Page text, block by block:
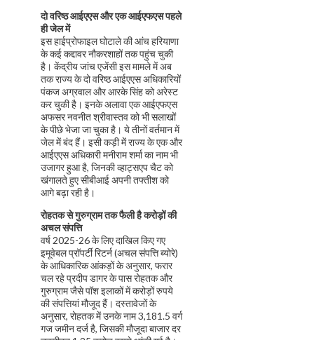
दो वरिष्ठ आईएएस और एक आईएफएस पहले
ही जेल में
इस हाईप्रोफाइल घोटाले की आंच हरियाणा
के कई कद्दावर नौकरशाहों तक पहुंच चुकी
है। केंद्रीय जांच एजेंसी इस मामले में अब
तक राज्य के दो वरिष्ठ आईएएस अधिकारियों
पंकज अग्रवाल और आरके सिंह को अरेस्ट
कर चुकी है। इनके अलावा एक आईएफएस
अफसर नवनीत श्रीवास्तव को भी सलाखों
के पीछे भेजा जा चुका है। ये तीनों वर्तमान में
जेल में बंद हैं। इसी कड़ी में राज्य के एक और
आईएएस अधिकारी मनीराम शर्मा का नाम भी
उजागर हुआ है, जिनकी व्हाट्सएप चैट को
खंगालते हुए सीबीआई अपनी तफ्तीश को
आगे बढ़ा रही है।
रोहतक से गुरुग्राम तक फैली है करोड़ों की
अचल संपत्ति
वर्ष 2025-26 के लिए दाखिल किए गए
इमूवेबल प्रॉपर्टी रिटर्न (अचल संपत्ति ब्योरे)
के आधिकारिक आंकड़ों के अनुसार, फरार
चल रहे प्रदीप डागर के पास रोहतक और
गुरुग्राम जैसे पॉश इलाकों में करोड़ों रुपये
की संपत्तियां मौजूद हैं। दस्तावेजों के
अनुसार, रोहतक में उनके नाम 3,181.5 वर्ग
गज जमीन दर्ज है, जिसकी मौजूदा बाजार दर